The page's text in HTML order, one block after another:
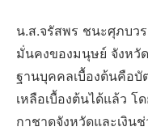
น.ส.จรัสพร ชนะศุภบว
มั่นคงของมนุษย์ จังหวั
ฐานบุคคลเบื้องต้นคือ
เหลือเบื้องต้นได้แล้ว
กาชาดจังหวัดและเงิน